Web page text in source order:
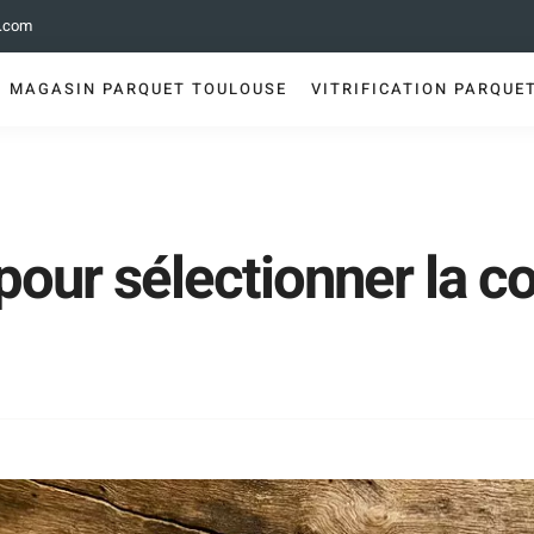
MAGASIN PARQUET TOULOUSE VITRIFICATION
sélectionner la